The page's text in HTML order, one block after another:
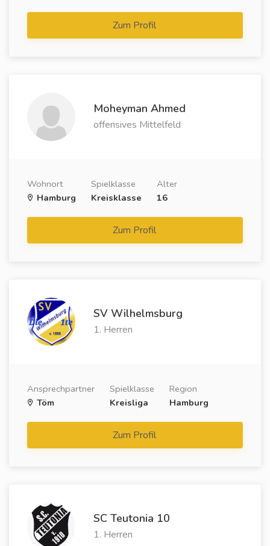
Zum Profil
Moheyman Ahmed
offensives Mittelfeld
Wohnort
Hamburg
Spielklasse
Kreisklasse
Alter
16
Zum Profil
SV Wilhelmsburg
1. Herren
Ansprechpartner
Töm
Spielklasse
Kreisliga
Region
Hamburg
Zum Profil
SC Teutonia 10
1. Herren